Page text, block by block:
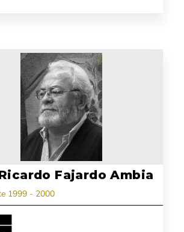
Fajardo Ambia
1999 - 2000